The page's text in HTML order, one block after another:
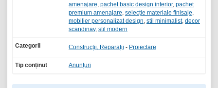
amenajare, pachet basic design interior, pachet
premium amenajare, selecție materiale finisaje,
mobilier personalizat design, stil minimalist, decor
scandinav, stil modern
Categorii Construcții, Reparații - Proiectare
Tip conținut Anunțuri